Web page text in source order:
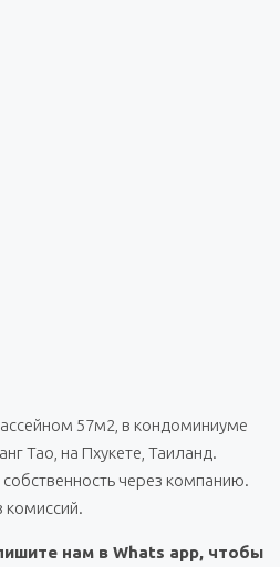
57м2, в кондоминиуме
Тао, на Пхукете, Таиланд.
через компанию.
комиссий.
нам в Whats app, чтобы